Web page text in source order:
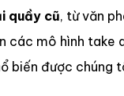
quầy cũ, từ văn
các mô hình take
biến được chúng